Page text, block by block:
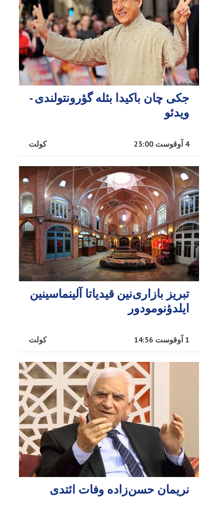
جکی چان باکیدا بئله گؤرونتولندی -
ویدئو
کولت 4 آوقوست 23:00
تبریز بازاری‌نین قیدیاتا آلینماسینین
ایلدؤنومودور
کولت 1 آوقوست 14:56
نریمان حسن‌زاده وفات ائتدی